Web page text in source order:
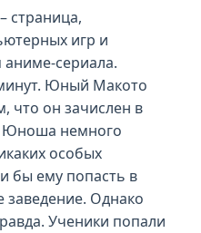
– страница,
игр и
сериала.
Юный Макото
что он зачислен в
Юноша немного
особых
бы ему попасть в
заведение. Однако
Ученики попали